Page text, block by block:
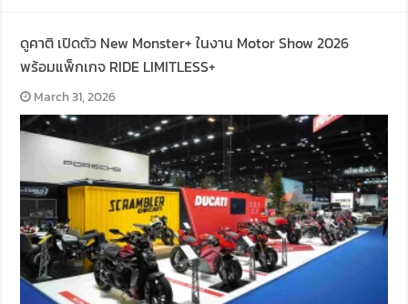
ดูคาติ เปิดตัว New Monster+ ในงาน Motor Show 2026
พร้อมแพ็กเกจ RIDE LIMITLESS+
March 31, 2026